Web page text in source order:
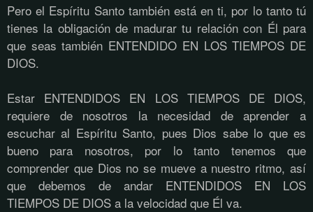
Pero el Espíritu Santo también está en ti, por lo tanto tú
tienes la obligación de madurar tu relación con Él para
que seas también ENTENDIDO EN LOS TIEMPOS DE
DIOS.
Estar ENTENDIDOS EN LOS TIEMPOS DE DIOS,
requiere de nosotros la necesidad de aprender a
escuchar al Espíritu Santo, pues Dios sabe lo que es
bueno para nosotros, por lo tanto tenemos que
comprender que Dios no se mueve a nuestro ritmo, así
que debemos de andar ENTENDIDOS EN LOS
TIEMPOS DE DIOS a la velocidad que Él va.